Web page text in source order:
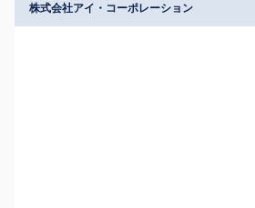
株式会社アイ・コーポレーション